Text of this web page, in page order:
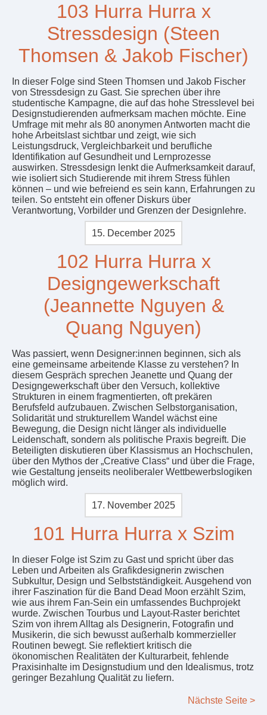
103 Hurra Hurra x
Stressdesign (Steen
Thomsen & Jakob Fischer)
In dieser Folge sind Steen Thomsen und Jakob Fischer
von Stressdesign zu Gast. Sie sprechen über ihre
studentische Kampagne, die auf das hohe Stresslevel bei
Designstudierenden aufmerksam machen möchte. Eine
Umfrage mit mehr als 80 anonymen Antworten macht die
hohe Arbeitslast sichtbar und zeigt, wie sich
Leistungsdruck, Vergleichbarkeit und berufliche
Identifikation auf Gesundheit und Lernprozesse
auswirken. Stressdesign lenkt die Aufmerksamkeit darauf,
wie isoliert sich Studierende mit ihrem Stress fühlen
können – und wie befreiend es sein kann, Erfahrungen zu
teilen. So entsteht ein offener Diskurs über
Verantwortung, Vorbilder und Grenzen der Designlehre.
15. December 2025
102 Hurra Hurra x
Designgewerkschaft
(Jeannette Nguyen &
Quang Nguyen)
Was passiert, wenn Designer:innen beginnen, sich als
eine gemeinsame arbeitende Klasse zu verstehen? In
diesem Gespräch sprechen Jeanette und Quang der
Designgewerkschaft über den Versuch, kollektive
Strukturen in einem fragmentierten, oft prekären
Berufsfeld aufzubauen. Zwischen Selbstorganisation,
Solidarität und strukturellem Wandel wächst eine
Bewegung, die Design nicht länger als individuelle
Leidenschaft, sondern als politische Praxis begreift. Die
Beteiligten diskutieren über Klassismus an Hochschulen,
über den Mythos der „Creative Class“ und über die Frage,
wie Gestaltung jenseits neoliberaler Wettbewerbslogiken
möglich wird.
17. November 2025
101 Hurra Hurra x Szim
In dieser Folge ist Szim zu Gast und spricht über das
Leben und Arbeiten als Grafikdesignerin zwischen
Subkultur, Design und Selbstständigkeit. Ausgehend von
ihrer Faszination für die Band Dead Moon erzählt Szim,
wie aus ihrem Fan-Sein ein umfassendes Buchprojekt
wurde. Zwischen Tourbus und Layout-Raster berichtet
Szim von ihrem Alltag als Designerin, Fotografin und
Musikerin, die sich bewusst außerhalb kommerzieller
Routinen bewegt. Sie reflektiert kritisch die
ökonomischen Realitäten der Kulturarbeit, fehlende
Praxisinhalte im Designstudium und den Idealismus, trotz
geringer Bezahlung Qualität zu liefern.
Nächste Seite >